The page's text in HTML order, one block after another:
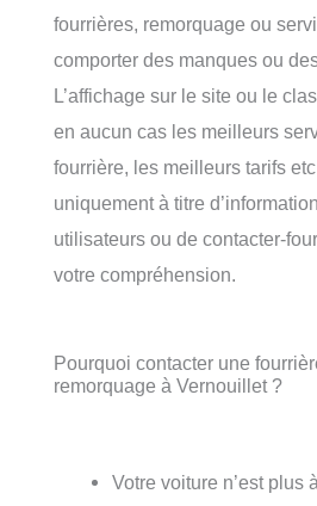
fourrières, remorquage ou
comporter des manques ou
L’affichage sur le site ou le
en aucun cas les meilleurs
fourrière, les meilleurs tarifs
uniquement à titre
utilisateurs ou de contacter-
votre compréhension.
Pourquoi contacter une
remorquage à Vernouillet ?
Votre voiture n’est plus